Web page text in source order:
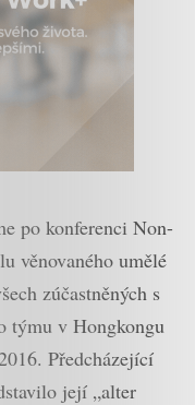
po konferenci Non-
věnovaného umělé
zúčastněných s
týmu v Hongkongu
Předcházející
její „alter